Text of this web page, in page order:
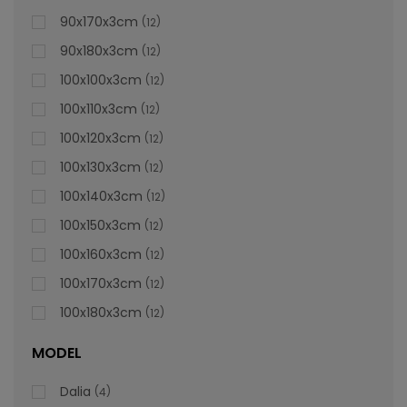
90x170x3cm 12
90x180x3cm 12
100x100x3cm 12
100x110x3cm 12
100x120x3cm 12
100x130x3cm 12
100x140x3cm 12
100x150x3cm 12
100x160x3cm 12
100x170x3cm 12
100x180x3cm 12
MODEL
Dalia 4